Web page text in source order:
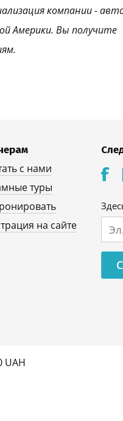
компании -
Америки. Вы получите
с нами
туры
на сайте